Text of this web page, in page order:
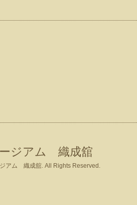
ジアム 織成舘
アム 織成舘. All Rights Reserved.